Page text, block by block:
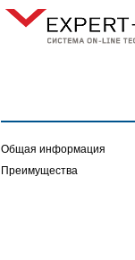
Общая информация
Преимущества